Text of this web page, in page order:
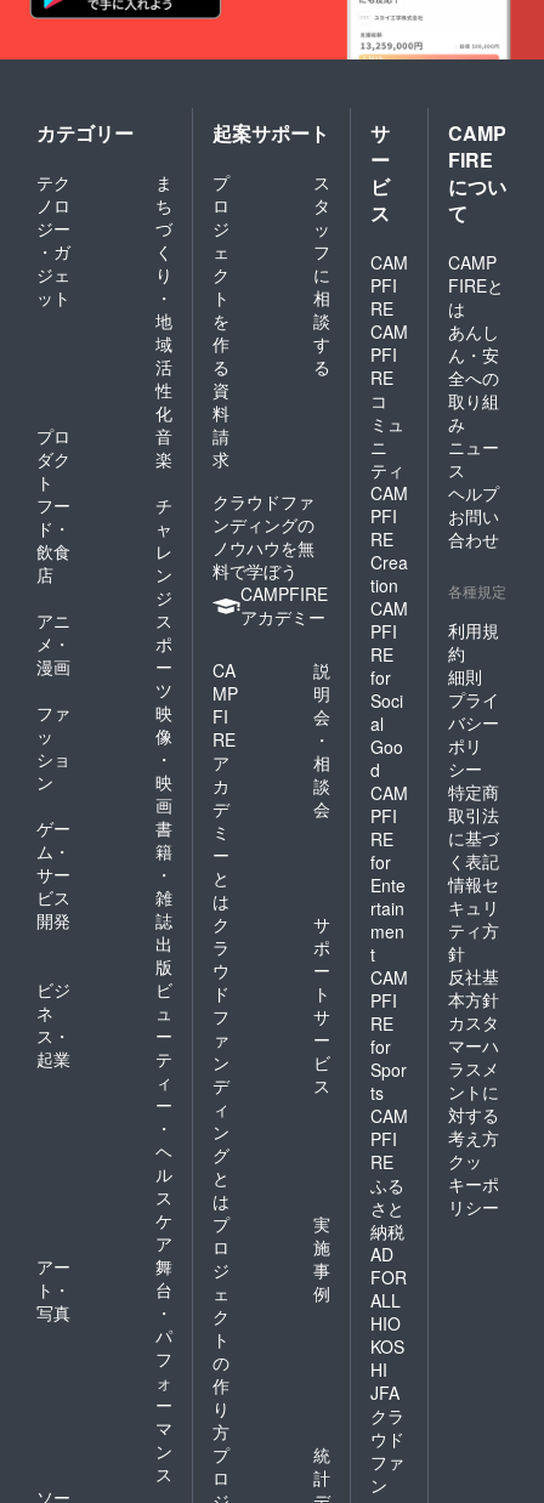
※オプ
ション
項目に
イズを
選択し
てくだ
さい。
ご支援
完了後
のサイ
は出来
ません
ので、
ご了承
くださ
い。
※［備考
欄］
に、印
刷希望
のお名
前をア
ルファ
ベット
でご記
入くだ
字or名
ニック
ネーム
など)。
記入が
ない場
合はT
シャツ
への印
刷は出
来ませ
んの
で、ご
注意く
ださ
い。印
刷が不
要の場
合は、
未記入
で構い
ませ
ん。
日祝も
可) ・受
付時間
分間と
なりま
す。 ・
要予約
です。
・60分
理時間
も含ま
れま
す。 ・
複数人
でシェ
アして
食べる
ことは
禁止で
す。 ・
複数注
文は可
能です
が、必
ず食べ
量をご
ださ
い。 ・
食べ残
しが多
い場合
は、そ
の量に
応じて
別途料
金を頂
戴いた
しま
す。 ・
使用開
始日期
2020年
12月20
日ま
で・最
終有効
期限は
同月30
日まで
です。
＋ 【ク
ラウド
ファン
ディン
グ限定T
理由で
あって
も、ク
ファン
ディン
グのシ
ステム
上、支
援金の
全額返
しかね
ますの
で、慎
重にご
決断く
ださ
い。
《お届
け予
定》は
出店予
定日で
はあり
ません
のでご
注意く
い。
＋
【クラ
ウド
ファン
ディン
グ限定T
シャ
ツ】 背
中にご
支援い
ただい
た方の
お名前
を印刷
したク
ラウド
ファン
ディン
グ限定T
シャツ
をお送
りしま
す。 こ
のTシャ
ツを着
てご来
店で、
お会計
から5％
オフ！
カテゴリー
テク
ノロ
ジー
・ガ
ジェ
ット
ま
ち
づ
く
り
・
地
域
活
性
化
プロ
ダク
ト
音
楽
フー
ド・
飲食
店
チ
ャ
レ
ン
ジ
アニ
メ・
漫画
ス
ポ
ー
ツ
ファ
ッ
ショ
ン
映
像
・
映
画
ゲー
ム・
サー
ビス
開発
書
籍
・
雑
誌
出
版
ビジ
ネ
ス・
起業
ビ
ュ
ー
テ
ィ
ー
・
ヘ
ル
ス
ケ
ア
アー
ト・
写真
舞
台
・
パ
フ
ォ
ー
マ
ン
ス
ソー
起案サポート
プ
ロ
ジ
ェ
ク
ト
を
作
る
ス
タ
ッ
フ
に
相
談
す
る
資
料
請
求
クラウドファ
ンディングの
ノウハウを無
料で学ぼう
CAMPFIRE
アカデミー
CA
MP
FI
RE
ア
カ
デ
ミ
ー
と
は
説
明
会
・
相
談
会
ク
ラ
ウ
ド
フ
ァ
ン
デ
ィ
ン
グ
と
は
サ
ポ
ー
ト
サ
ー
ビ
ス
プ
ロ
ジ
ェ
ク
ト
の
作
り
方
実
施
事
例
プ
ロ
統
計
サ
ー
ビ
ス
CAM
PFI
RE
CAM
PFI
RE
コ
ミュ
ニ
ティ
CAM
PFI
RE
Crea
tion
CAM
PFI
RE
for
Soci
al
Goo
d
CAM
PFI
RE
for
Ente
rtain
men
t
CAM
PFI
RE
for
Spor
ts
CAM
PFI
RE
ふる
さと
納税
AD
FOR
ALL
HIO
KOS
HI
JFA
クラ
ウド
ファ
ン
CAMP
FIRE
につい
て
CAMP
FIREと
は
あんし
ん・安
全への
取り組
み
ニュー
ス
ヘルプ
お問い
合わせ
各種規定
利用規
約
細則
プライ
バシー
ポリ
シー
特定商
取引法
に基づ
く表記
情報セ
キュリ
ティ方
針
反社基
本方針
カスタ
マーハ
ラスメ
ントに
対する
考え方
クッ
キーポ
リシー